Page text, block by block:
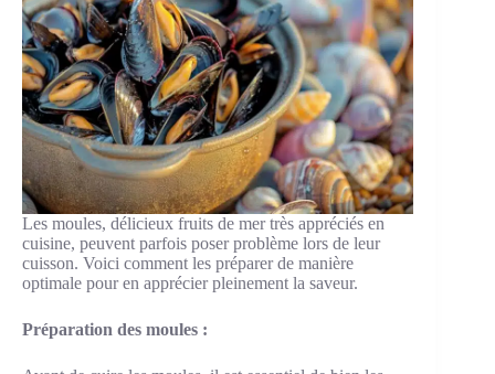
Les moules, délicieux fruits de mer très appréciés en
cuisine, peuvent parfois poser problème lors de leur
cuisson. Voici comment les préparer de manière
optimale pour en apprécier pleinement la saveur.
Préparation des moules :